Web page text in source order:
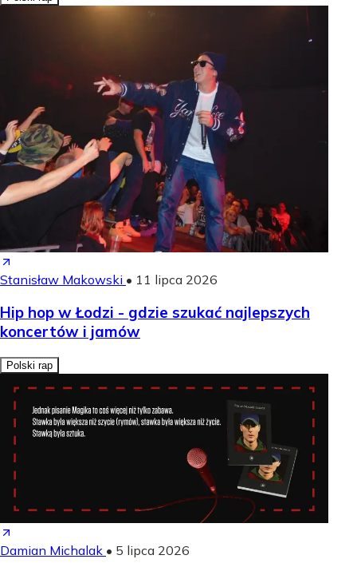
Stanisław Makowski • 11 lipca 2026
Hip hop w Łodzi - gdzie szukać najlepszych
koncertów i jamów
Polski rap
Damian Michalak • 5 lipca 2026